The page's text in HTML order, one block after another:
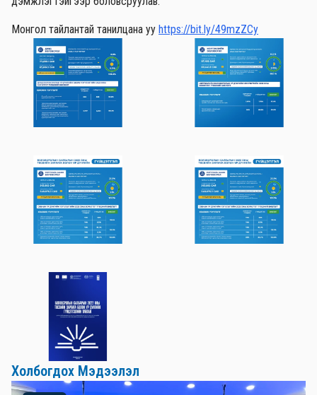
Монгол тайлантай танилцана уу https://bit.ly/49mzZCy
Холбогдох Мэдээлэл